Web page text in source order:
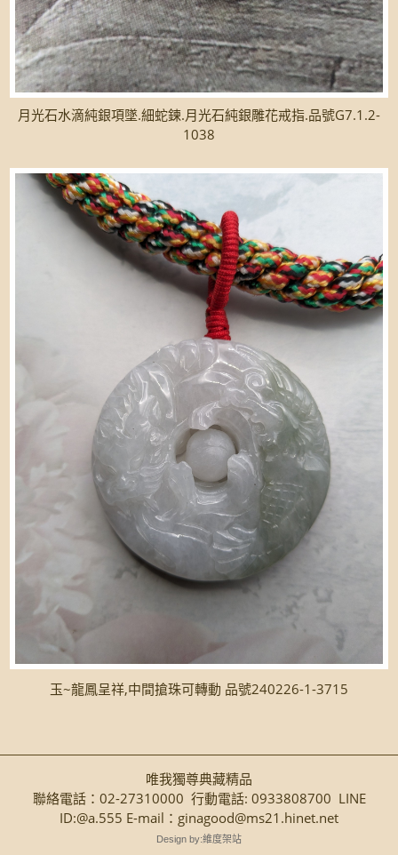
月光石水滴純銀項墜.細蛇鍊.月光石純銀雕花戒指.品號G7.1.2-
1038
玉~龍鳳呈祥,中間搶珠可轉動 品號240226-1-3715
唯我獨尊典藏精品
聯絡電話：02-27310000 行動電話: 0933808700 LINE
ID:@a.555 E-mail：ginagood@ms21.hinet.net
Design by:維度架站